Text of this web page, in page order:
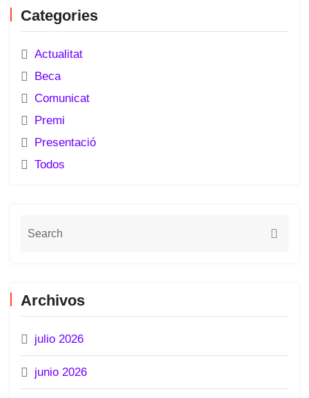
Categories
Actualitat
Beca
Comunicat
Premi
Presentació
Todos
Archivos
julio 2026
junio 2026